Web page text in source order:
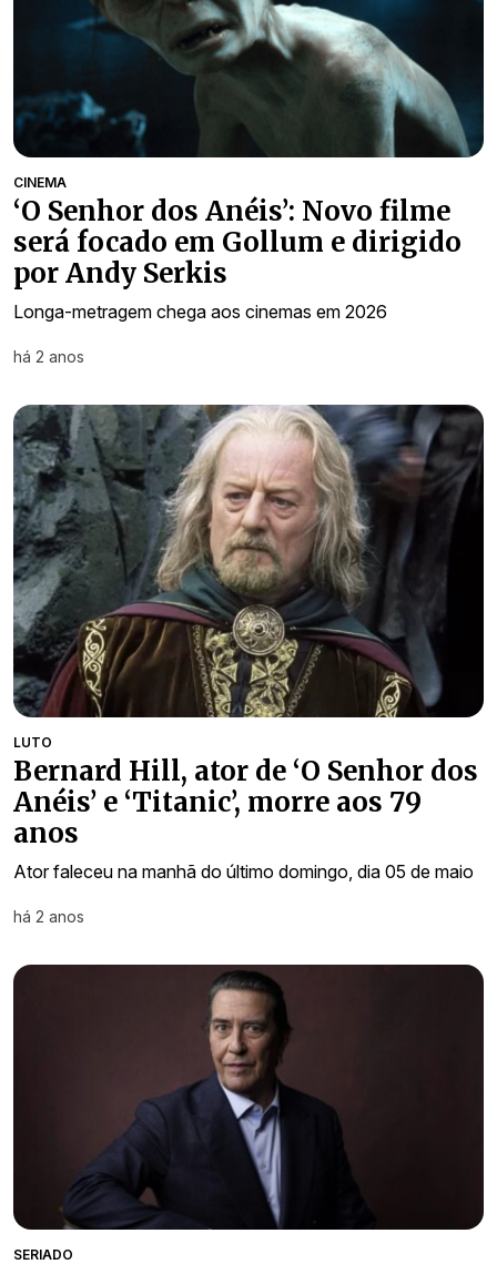
CINEMA
‘O Senhor dos Anéis’: Novo filme
será focado em Gollum e dirigido
por Andy Serkis
Longa-metragem chega aos cinemas em 2026
há 2 anos
LUTO
Bernard Hill, ator de ‘O Senhor dos
Anéis’ e ‘Titanic’, morre aos 79
anos
Ator faleceu na manhã do último domingo, dia 05 de maio
há 2 anos
SERIADO